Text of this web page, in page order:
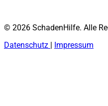
© 2026 SchadenHilfe. Alle
Datenschutz | Impressum